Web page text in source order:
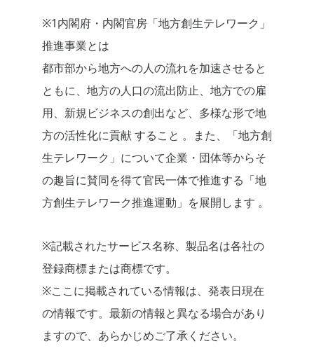
※1内閣府・内閣官房「地方創生テレワーク」
推進事業とは
都市部から地方への人の流れを加速させると
ともに、地方の人口の流出防止、地方での雇
用、新規ビジネスの創出など、多様な形で地
方の活性化に貢献 すること 。また、「地方創
生テレワーク」について企業・団体等からそ
の趣旨に賛同を得て官民一体で推進する「地
方創生テレワーク推進運動」を展開します 。
※記載されたサービス名称、製品名は各社の
登録商標または商標です。
※ここに掲載されている情報は、発表日現在
の情報です。最新の情報と異なる場合があり
ますので、あらかじめご了承ください。